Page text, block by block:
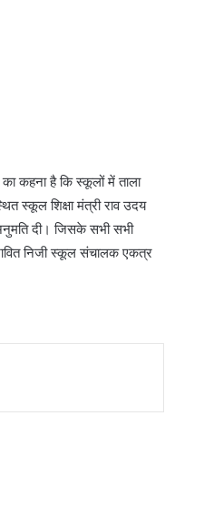
कहना है कि स्कूलों में ताला
स्कूल शिक्षा मंत्री राव उदय
दी। जिसके सभी सभी
निजी स्कूल संचालक एकत्र